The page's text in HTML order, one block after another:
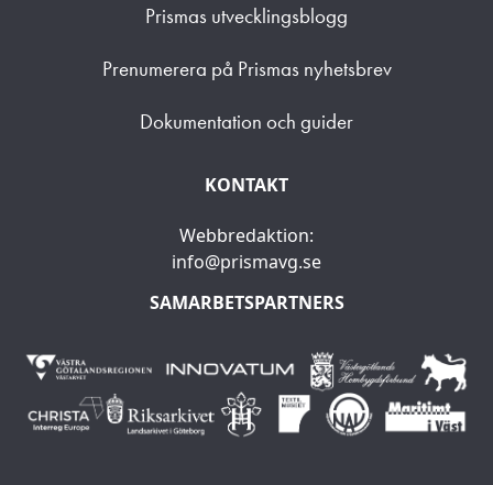
Prismas utvecklingsblogg
Prenumerera på Prismas nyhetsbrev
Dokumentation och guider
KONTAKT
Webbredaktion:
info@prismavg.se
SAMARBETSPARTNERS